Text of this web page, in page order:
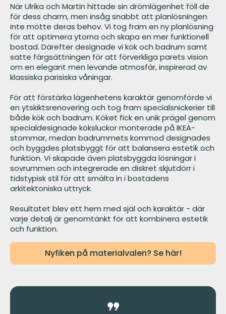
När Ulrika och Martin hittade sin drömlägenhet föll de
för dess charm, men insåg snabbt att planlösningen
inte mötte deras behov. Vi tog fram en ny planlösning
för att optimera ytorna och skapa en mer funktionell
bostad. Därefter designade vi kök och badrum samt
satte färgsättningen för att förverkliga parets vision
om en elegant men levande atmosfär, inspirerad av
klassiska parisiska våningar.
För att förstärka lägenhetens karaktär genomförde vi
en ytskiktsrenovering och tog fram specialsnickerier till
både kök och badrum. Köket fick en unik prägel genom
specialdesignade köksluckor monterade på IKEA-
stommar, medan badrummets kommod designades
och byggdes platsbyggt för att balansera estetik och
funktion. Vi skapade även platsbyggda lösningar i
sovrummen och integrerade en diskret skjutdörr i
tidstypisk stil för att smälta in i bostadens
arkitektoniska uttryck.
Resultatet blev ett hem med själ och karaktär - där
varje detalj är genomtänkt för att kombinera estetik
och funktion.
Nyfiken på materialvalen? Se här!